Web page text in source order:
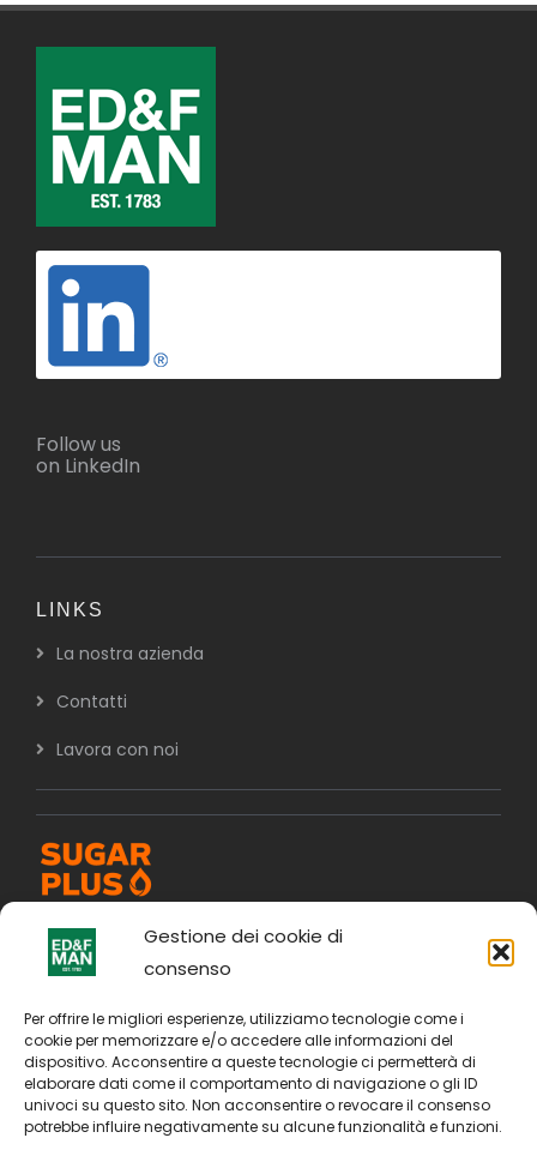
Gestione dei cookie di
consenso
Per offrire le migliori esperienze, utilizziamo tecnologie come i
cookie per memorizzare e/o accedere alle informazioni del
dispositivo. Acconsentire a queste tecnologie ci permetterà di
elaborare dati come il comportamento di navigazione o gli ID
univoci su questo sito. Non acconsentire o revocare il consenso
potrebbe influire negativamente su alcune funzionalità e funzioni.
Follow us
on LinkedIn
LINKS
La nostra azienda
Contatti
Lavora con noi